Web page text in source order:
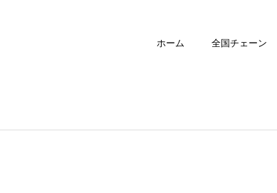
ホーム 全国チェーン